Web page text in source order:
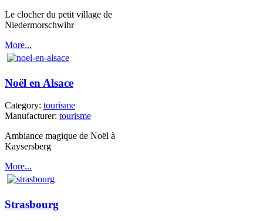
Le clocher du petit village de
Niedermorschwihr
More...
Noël en Alsace
Category: tourisme
Manufacturer: tourisme
Ambiance magique de Noël à
Kaysersberg
More...
Strasbourg